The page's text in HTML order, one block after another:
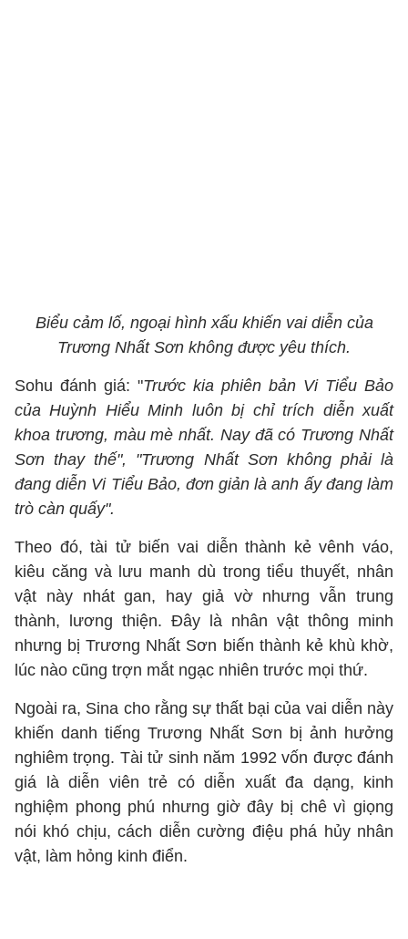
Biểu cảm lố, ngoại hình xấu khiến vai diễn của
Trương Nhất Sơn không được yêu thích.
Sohu đánh giá: "Trước kia phiên bản Vi Tiểu Bảo
của Huỳnh Hiểu Minh luôn bị chỉ trích diễn xuất
khoa trương, màu mè nhất. Nay đã có Trương Nhất
Sơn thay thế", "Trương Nhất Sơn không phải là
đang diễn Vi Tiểu Bảo, đơn giản là anh ấy đang làm
trò càn quấy".
Theo đó, tài tử biến vai diễn thành kẻ vênh váo,
kiêu căng và lưu manh dù trong tiểu thuyết, nhân
vật này nhát gan, hay giả vờ nhưng vẫn trung
thành, lương thiện. Đây là nhân vật thông minh
nhưng bị Trương Nhất Sơn biến thành kẻ khù khờ,
lúc nào cũng trợn mắt ngạc nhiên trước mọi thứ.
Ngoài ra, Sina cho rằng sự thất bại của vai diễn này
khiến danh tiếng Trương Nhất Sơn bị ảnh hưởng
nghiêm trọng. Tài tử sinh năm 1992 vốn được đánh
giá là diễn viên trẻ có diễn xuất đa dạng, kinh
nghiệm phong phú nhưng giờ đây bị chê vì giọng
nói khó chịu, cách diễn cường điệu phá hủy nhân
vật, làm hỏng kinh điển.